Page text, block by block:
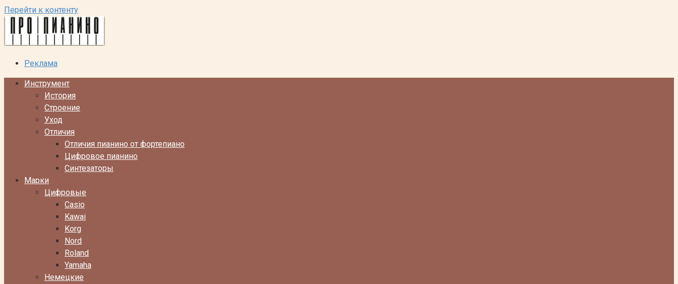
Перейти к контенту
Реклама
Инструмент
История
Строение
Уход
Отличия
Отличия пианино от фортепиано
Цифровое пианино
Синтезаторы
Марки
Цифровые
Casio
Kawai
Korg
Nord
Roland
Yamaha
Немецкие